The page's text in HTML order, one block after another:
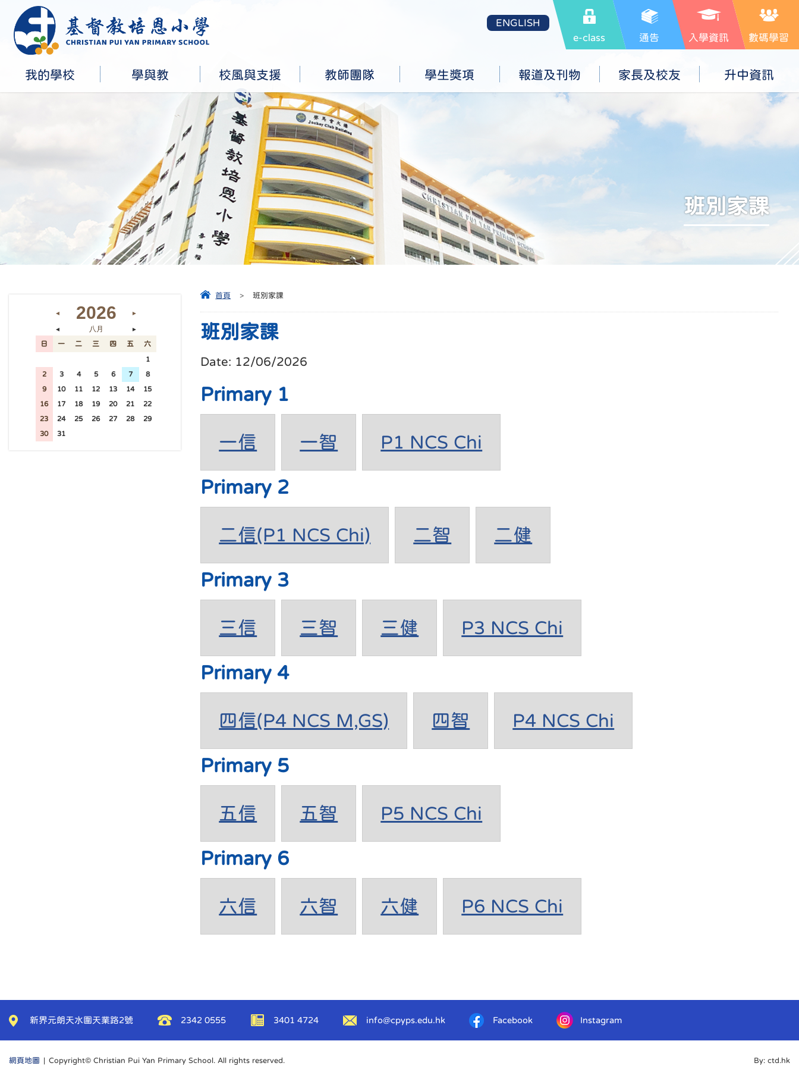
e-class 通告 入學資訊 數碼學習
ENGLISH
我的學校 學與教 校風與支援 教師團隊 學生獎項 報道及刊物 家長及校友 升中資訊
班別家課
首頁 > 班別家課
班別家課
Date: 12/06/2026
Primary 1
一信 一智 P1 NCS Chi
Primary 2
二信(P1 NCS Chi) 二智 二健
Primary 3
三信 三智 三健 P3 NCS Chi
Primary 4
四信(P4 NCS M,GS) 四智 P4 NCS Chi
Primary 5
五信 五智 P5 NCS Chi
Primary 6
六信 六智 六健 P6 NCS Chi
◄ 2026 ►
◄ 八月 ►
日 一 二 三 四 五 六
1
2 3 4 5 6 7 8
9 10 11 12 13 14 15
16 17 18 19 20 21 22
23 24 25 26 27 28 29
30 31
新界元朗天水圍天業路2號 2342 0555 3401 4724 info@cpyps.edu.hk Facebook Instagram
網頁地圖 | Copyright© Christian Pui Yan Primary School. All rights reserved. By: ctd.hk